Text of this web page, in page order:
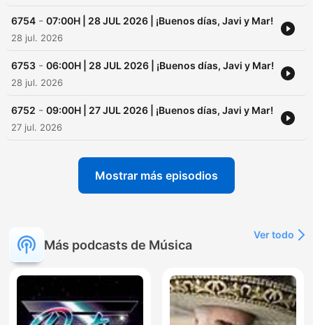
6754 - 07:00H | 28 JUL 2026 | ¡Buenos días, Javi y Mar!
28 jul. 2026
6753 - 06:00H | 28 JUL 2026 | ¡Buenos días, Javi y Mar!
28 jul. 2026
6752 - 09:00H | 27 JUL 2026 | ¡Buenos días, Javi y Mar!
27 jul. 2026
Mostrar más episodios
Más podcasts de Música
Ver todo